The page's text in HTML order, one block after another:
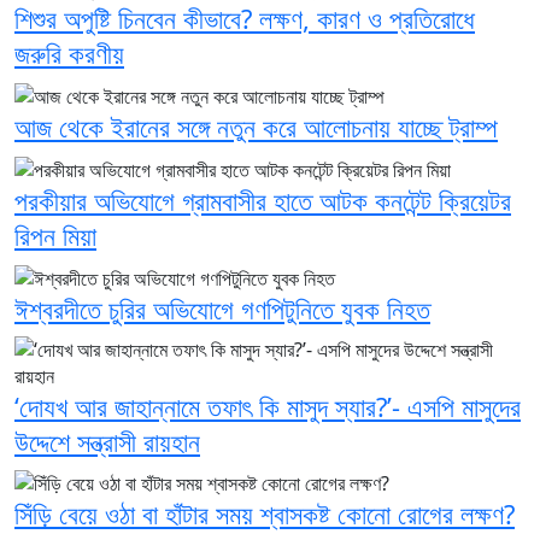
শিশুর অপুষ্টি চিনবেন কীভাবে? লক্ষণ, কারণ ও প্রতিরোধে
জরুরি করণীয়
আজ থেকে ইরানের সঙ্গে নতুন করে আলোচনায় যাচ্ছে ট্রাম্প
পরকীয়ার অভিযোগে গ্রামবাসীর হাতে আটক কনটেন্ট ক্রিয়েটর
রিপন মিয়া
ঈশ্বরদীতে চুরির অভিযোগে গণপিটুনিতে যুবক নিহত
‘দোযখ আর জাহান্নামে তফাৎ কি মাসুদ স্যার?’- এসপি মাসুদের
উদ্দেশে সন্ত্রাসী রায়হান
সিঁড়ি বেয়ে ওঠা বা হাঁটার সময় শ্বাসকষ্ট কোনো রোগের লক্ষণ?